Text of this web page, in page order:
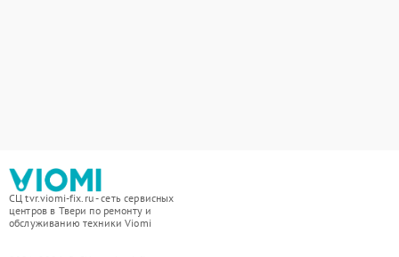
СЦ tvr.viomi-fix.ru - сеть сервисных
центров в Твери по ремонту и
обслуживанию техники Viomi